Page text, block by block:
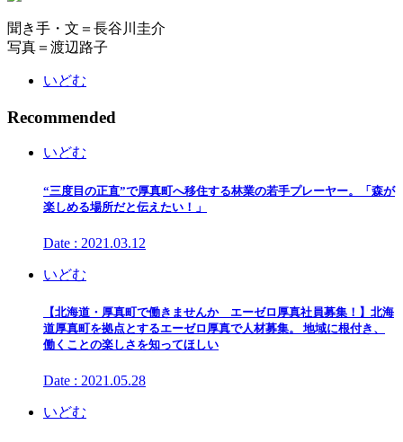
聞き手・文＝長谷川圭介
写真＝渡辺路子
いどむ
Recommended
いどむ
“三度目の正直”で厚真町へ移住する林業の若手プレーヤー。「森が
楽しめる場所だと伝えたい！」
Date : 2021.03.12
いどむ
【北海道・厚真町で働きませんか エーゼロ厚真社員募集！】北海
道厚真町を拠点とするエーゼロ厚真で人材募集。 地域に根付き、
働くことの楽しさを知ってほしい
Date : 2021.05.28
いどむ